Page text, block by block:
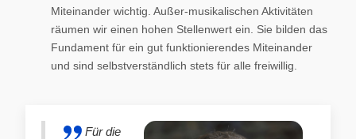
Miteinander wichtig. Außer-musikalischen Aktivitäten
räumen wir einen hohen Stellenwert ein. Sie bilden das
Fundament für ein gut funktionierendes Miteinander
und sind selbstverständlich stets für alle freiwillig.
Für die